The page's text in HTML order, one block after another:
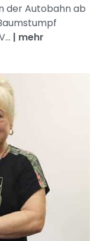
der Autobahn ab
| mehr